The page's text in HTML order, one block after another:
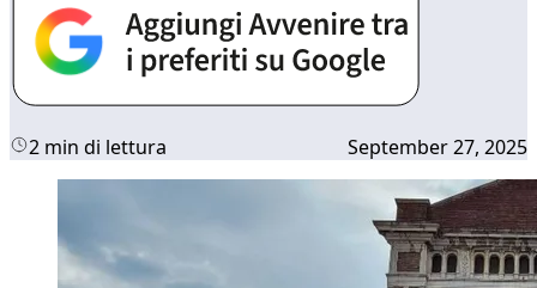
2 min di lettura September 27, 2025